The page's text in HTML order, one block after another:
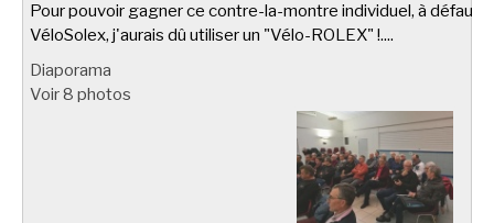
Pour pouvoir gagner ce contre-la-montre individuel, à défaut
VéloSolex, j'aurais dû utiliser un "Vélo-ROLEX" !....
Diaporama
Voir 8 photos